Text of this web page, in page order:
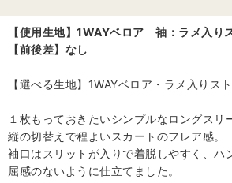
【使用生地】1WAYベロア 袖：ラメ入り
【前後差】なし
【選べる生地】1WAYベロア・ラメ入りス
１枚もっておきたいシンプルなロングスリ
縦の切替えで程よいスカートのフレア感。
袖口はスリットが入りで着脱しやすく、ハ
屈感のないように仕立てました。